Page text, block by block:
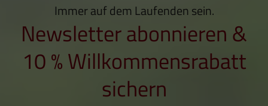
Immer auf dem Laufenden sein.
Newsletter abonnieren &
10 % Willkommensrabatt
sichern